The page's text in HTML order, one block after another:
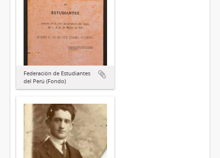
Federación de Estudiantes
del Perú (Fondo)